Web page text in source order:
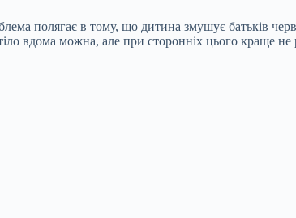
полягає в тому, що дитина змушує батьків
вдома можна, але при сторонніх цього краще не